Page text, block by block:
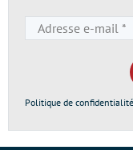
Politique de confidentialité